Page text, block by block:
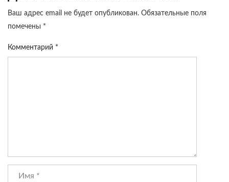
Ваш адрес email не будет опубликован. Обязательные поля
помечены *
Комментарий *